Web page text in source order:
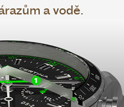
a vodě.